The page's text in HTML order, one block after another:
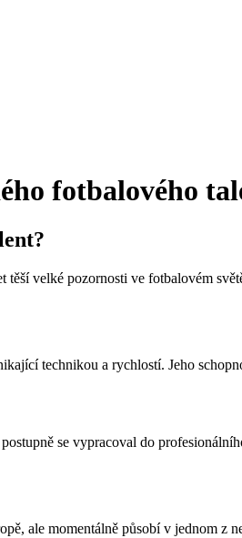
fotbalového
velké pozornosti ve fotbalovém
technikou a rychlostí. Jeho
se vypracoval do
ale momentálně působí v jednom z